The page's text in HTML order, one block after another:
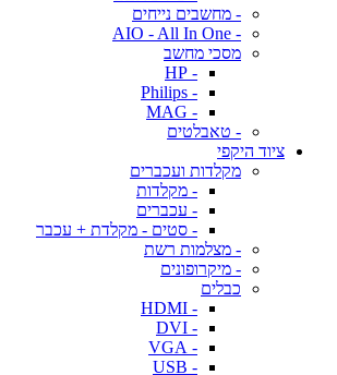
- מחשבים נייחים
- AIO - All In One
מסכי מחשב
- HP
- Philips
- MAG
- טאבלטים
ציוד היקפי
מקלדות ועכברים
- מקלדות
- עכברים
- סטים - מקלדת + עכבר
- מצלמות רשת
- מיקרופונים
כבלים
- HDMI
- DVI
- VGA
- USB